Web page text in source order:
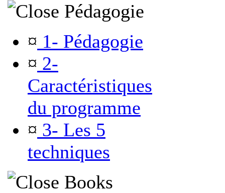
Pédagogie
¤ 1- Pédagogie
¤ 2-
Caractéristiques
du programme
¤ 3- Les 5
techniques
Books